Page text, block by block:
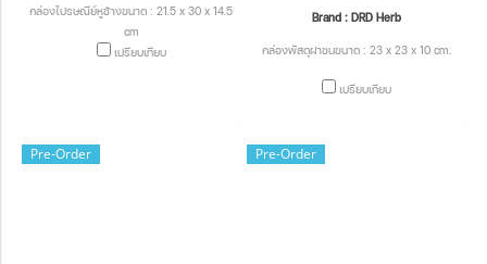
กล่องไปรษณีย์หูช้างขนาด : 21.5 x 30 x 14.5
cm
เปรียบเทียบ
Brand : DRD Herb
กล่องพัสดุฝาชนขนาด : 23 x 23 x 10 cm.
เปรียบเทียบ
Pre-Order Pre-Order